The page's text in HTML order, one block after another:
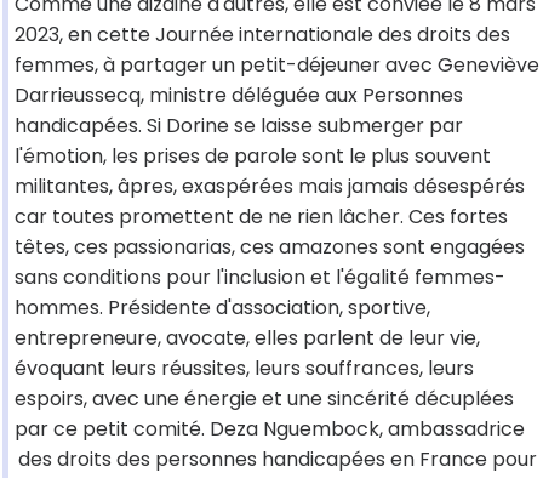
2023, en cette Journée internationale des droits des
femmes, à partager un petit-déjeuner avec Geneviève
Darrieussecq, ministre déléguée aux Personnes
handicapées. Si Dorine se laisse submerger par
l'émotion, les prises de parole sont le plus souvent
militantes, âpres, exaspérées mais jamais désespérés
car toutes promettent de ne rien lâcher. Ces fortes
têtes, ces passionarias, ces amazones sont engagées
sans conditions pour l'inclusion et l'égalité femmes-
hommes. Présidente d'association, sportive,
entrepreneure, avocate, elles parlent de leur vie,
évoquant leurs réussites, leurs souffrances, leurs
espoirs, avec une énergie et une sincérité décuplées
par ce petit comité. Deza Nguembock, ambassadrice
des droits des personnes handicapées en France pour